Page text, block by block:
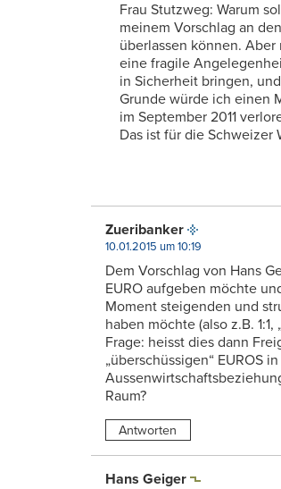
Frau Stutzweg: Warum
meinem Vorschlag an
überlassen können.
eine fragile
in Sicherheit bringen,
Grunde würde ich einen
im September 2011
Das ist für die Schweizer
Zueribanker
10.01.2015 um 10:19
Dem Vorschlag von Hans
EURO aufgeben möchte
Moment steigenden und
haben möchte (also z.B.
Frage: heisst dies dann
„überschüssigen“ EUROS
Raum?
Antworten
Hans Geiger